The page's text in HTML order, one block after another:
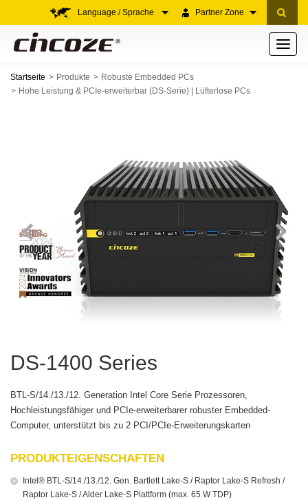
Partner Zone
Language / Sprache
Toggle
Startseite Produkte
Robuste Embedded PCs
Hohe Leistung & PCIe-erweiterbar (DS-Serie) | Lüfterlose PCs
DS-1400 Series
BTL-S/14./13./12. Generation Intel Core Serie Prozessoren,
Hochleistungsfähiger und PCIe-erweiterbarer robuster Embedded-
Computer, unterstützt bis zu 2 PCI/PCIe-Erweiterungskarten
PRODUKTEIGENSCHAFTEN
Intel® BTL-S/14./13./12. Gen. Bartlett Lake-S / Raptor Lake-S Refresh /
Raptor Lake-S / Alder Lake-S Plattform (max. 65 W TDP)